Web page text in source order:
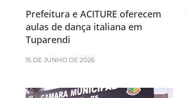
Prefeitura e ACITURE oferecem
aulas de dança italiana em
Tuparendi
15 DE JUNHO DE 2026